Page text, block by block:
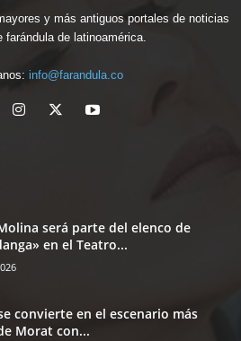
y más antiguos portales de noticias
de latinoamérica.
info@farandula.co
será parte del elenco de
en el Teatro...
convierte en el escenario más
Morat con...